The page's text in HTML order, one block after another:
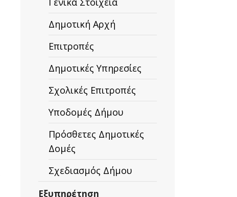
Δημοτική Αρχή
Επιτροπές
Δημοτικές Υπηρεσίες
Σχολικές Επιτροπές
Υποδομές Δήμου
Πρόσθετες Δημοτικές
Δομές
Σχεδιασμός Δήμου
Εξυπηρέτηση